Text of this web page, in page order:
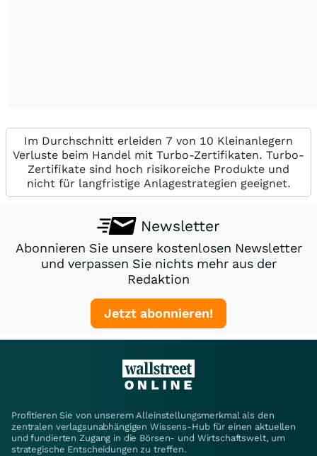
Im Durchschnitt erleiden 7 von 10 Kleinanlegern
Verluste beim Handel mit Turbo-Zertifikaten. Turbo-
Zertifikate sind hoch risikoreiche Produkte und
nicht für langfristige Anlagestrategien geeignet.
Newsletter
Abonnieren Sie unsere kostenlosen Newsletter
und verpassen Sie nichts mehr aus der
Redaktion
Jetzt abonnieren!
Profitieren Sie von unserem Alleinstellungsmerkmal als den
zentralen verlagsunabhängigen Wissens-Hub für einen aktuellen
und fundierten Zugang in die Börsen- und Wirtschaftswelt, um
strategische Entscheidungen zu treffen.